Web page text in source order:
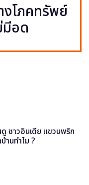
งโภคทรัพย์
มีอด
ชาวอินเดีย แขวนพริก
านทำไม ?